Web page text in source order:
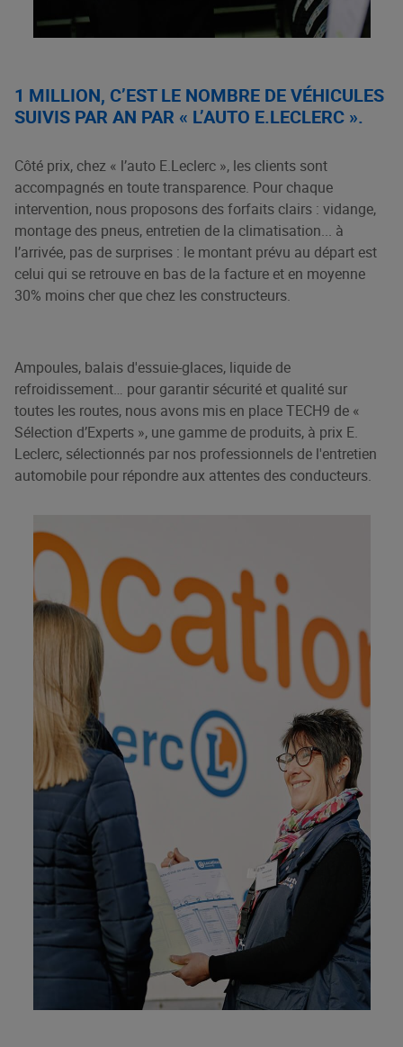
1 MILLION, C’EST LE NOMBRE DE VÉHICULES
SUIVIS PAR AN PAR « L’AUTO E.LECLERC ».
Côté prix, chez « l’auto E.Leclerc », les clients sont
accompagnés en toute transparence. Pour chaque
intervention, nous proposons des forfaits clairs : vidange,
montage des pneus, entretien de la climatisation... à
l’arrivée, pas de surprises : le montant prévu au départ est
celui qui se retrouve en bas de la facture et en moyenne
30% moins cher que chez les constructeurs.
Ampoules, balais d'essuie-glaces, liquide de
refroidissement… pour garantir sécurité et qualité sur
toutes les routes, nous avons mis en place TECH9 de «
Sélection d’Experts », une gamme de produits, à prix E.
Leclerc, sélectionnés par nos professionnels de l'entretien
automobile pour répondre aux attentes des conducteurs.